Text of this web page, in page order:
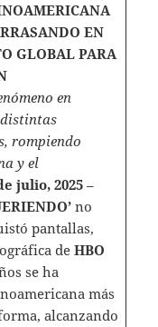
EN
GLOBAL PARA
en
distintas
rompiendo
y el
julio, 2025–
no
pantallas,
de HBO
se ha
más
alcanzando